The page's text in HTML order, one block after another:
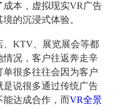
本，虚拟现实VR广告
的沉浸式体验。
、KTV、展览展会等都
况，客户往返奔走辛
很多往往会因为客户
是说很多通过传统广告
达成合作，而VR全景